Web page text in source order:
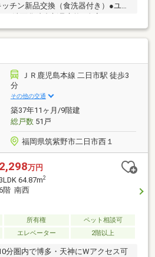
チン新品交換（食洗器付き）●ユニ
グ全室上張り
ＪＲ鹿児島本線 二日市駅 徒歩3
分
その他の交通
築37年11ヶ月/9階建
総戸数51戸
福岡県筑紫野市二日市西１
2,298万円
3LDK 64.87m2
階 南西
所有権
ペット相談可
エレベーター 2階以上
分圏内で博多・天神にWアクセス可